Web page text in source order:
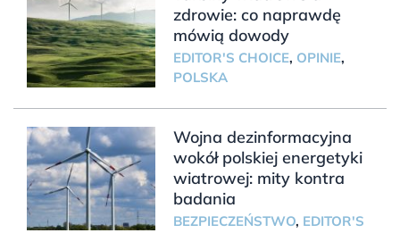
zdrowie: co naprawdę
mówią dowody
EDITOR'S CHOICE, OPINIE,
POLSKA
Wojna dezinformacyjna
wokół polskiej energetyki
wiatrowej: mity kontra
badania
BEZPIECZEŃSTWO, EDITOR'S